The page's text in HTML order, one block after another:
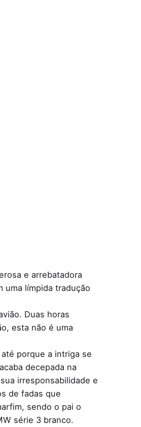
e arrebatadora
uma límpida tradução
Duas horas
esta não é uma
porque a intriga se
decepada na
irresponsabilidade e
de fadas que
sendo o pai o
série 3 branco.